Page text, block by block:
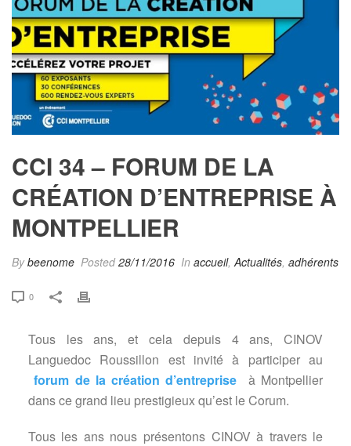
CCI 34 – FORUM DE LA
CRÉATION D’ENTREPRISE À
MONTPELLIER
Bybeenome Posted28/11/2016 In accueil, Actualités, adhérents
0
Tous les ans, et cela depuis 4 ans, CINOV
Languedoc Roussillon est invité à participer au
forum de la création d’entreprise
à Montpellier
dans ce grand lieu prestigieux qu’est le Corum.
Tous les ans nous présentons CINOV à travers le